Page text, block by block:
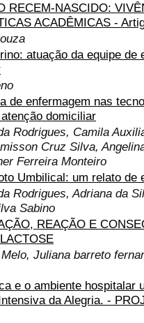
RECEM-NASCIDO:
ACADÊMICAS -
atuação da equipe de
de enfermagem nas
domiciliar
Rodrigues, Camila
Cruz Silva,
Ferreira Monteiro
Umbilical: um relato de
Rodrigues, Adriana da
Sabino
REAÇÃO E
Juliana barreto
e o ambiente hospitalar
da Alegria. -